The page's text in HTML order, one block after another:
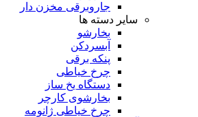
جاروبرقی مخزن دار
سایر دسته ها
بخارشو
آبسردکن
پنکه برقی
چرخ خیاطی
دستگاه یخ ساز
بخارشوی کارچر
چرخ خیاطی ژانومه